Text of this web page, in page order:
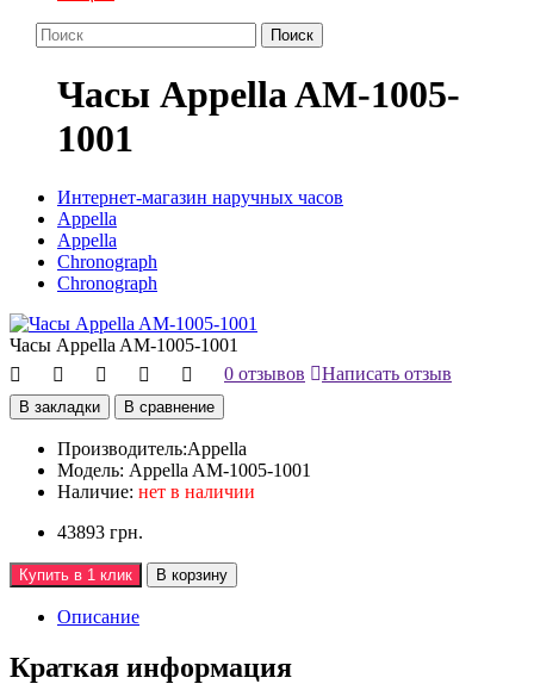
Поиск
Часы Appella AM-1005-
1001
Интернет-магазин наручных часов
Appella
Appella
Chronograph
Chronograph
Часы Appella AM-1005-1001
0 отзывов
Написать отзыв
В закладки В сравнение
Производитель:Appella
Модель: Appella AM-1005-1001
Наличие: нет в наличии
43893 грн.
Купить в 1 клик В корзину
Описание
Краткая информация